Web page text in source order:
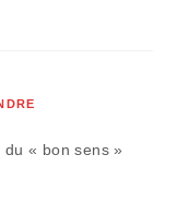
« bon sens »